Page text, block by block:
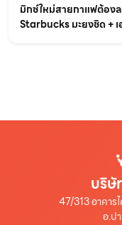
มิกซ์ใหม่สายกาแฟต้อง
Starbucks มะยงชิด + เ
บริษั
47/313 อาคา
อ.ป